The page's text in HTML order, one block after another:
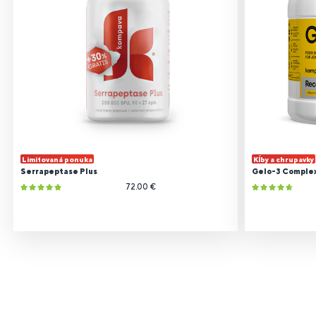
Limitovaná ponuka
Serrapeptase Plus
72.00 €
Kĺby a chrupavky
Gelo-3